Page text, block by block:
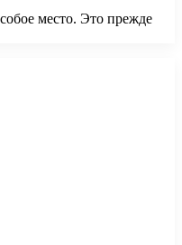
место. Это прежде